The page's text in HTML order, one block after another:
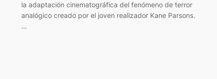
la adaptación cinematográfica del fenómeno de terror
analógico creado por el joven realizador Kane Parsons.
…